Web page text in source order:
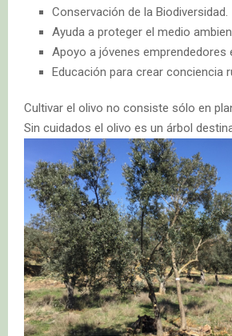
Conservación de la Biodiversidad.
Ayuda a proteger el medio
Apoyo a jóvenes emprendedores
Educación para crear conciencia
Cultivar el olivo no consiste sólo en
Sin cuidados el olivo es un árbol